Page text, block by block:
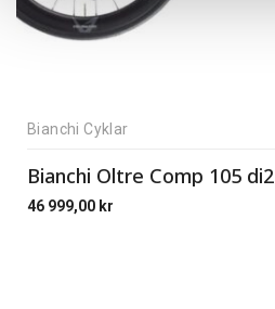
Bianchi Cyklar
Bianchi Oltre Comp 105 di2
46 999,00 kr